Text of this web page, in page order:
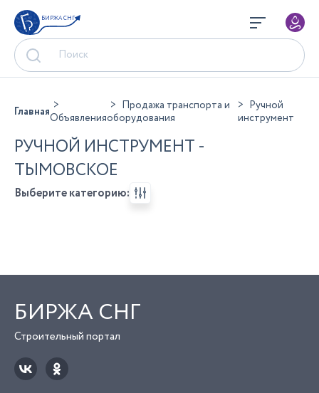
БИРЖА СНГ
ГлавнаяОбъявления
Продажа транспорта и
оборудования
Ручной
инструмент
РУЧНОЙ ИНСТРУМЕНТ -
ТЫМОВСКОЕ
Выберите категорию:
БИРЖА СНГ
Строительный портал